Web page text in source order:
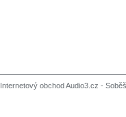
Internetový obchod Audio3.cz -